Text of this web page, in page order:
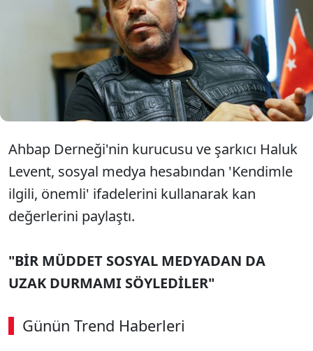
sonuçlarını paylaşarak "Bir yıldır sağlıklı beslenme
ve full spor sonucunda değerler bayağı düştü
ama yeterli değil. Ve bugün uzun toplantılar
sonucu kararlar aldık. Bir müddet sosyal
medyadan da uzak durmamı söylediler"
ifadelerini kullandı.
Ahbap Derneği'nin kurucusu ve şarkıcı Haluk
Levent, sosyal medya hesabından 'Kendimle
ilgili, önemli' ifadelerini kullanarak kan
değerlerini paylaştı.
"BİR MÜDDET SOSYAL MEDYADAN DA
UZAK DURMAMI SÖYLEDİLER"
Günün Trend Haberleri